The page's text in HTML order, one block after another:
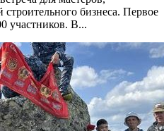
строительного бизнеса. Первое
участников. В...